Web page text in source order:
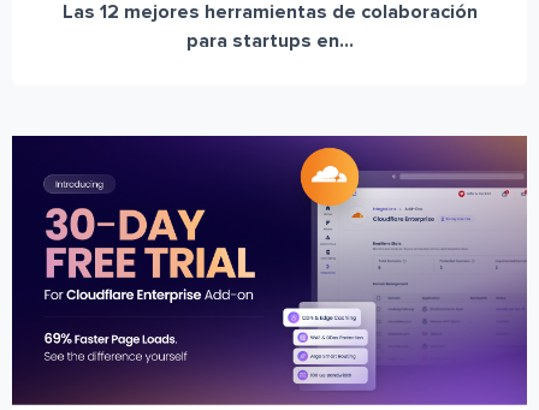
Las 12 mejores herramientas de colaboración
para startups en...